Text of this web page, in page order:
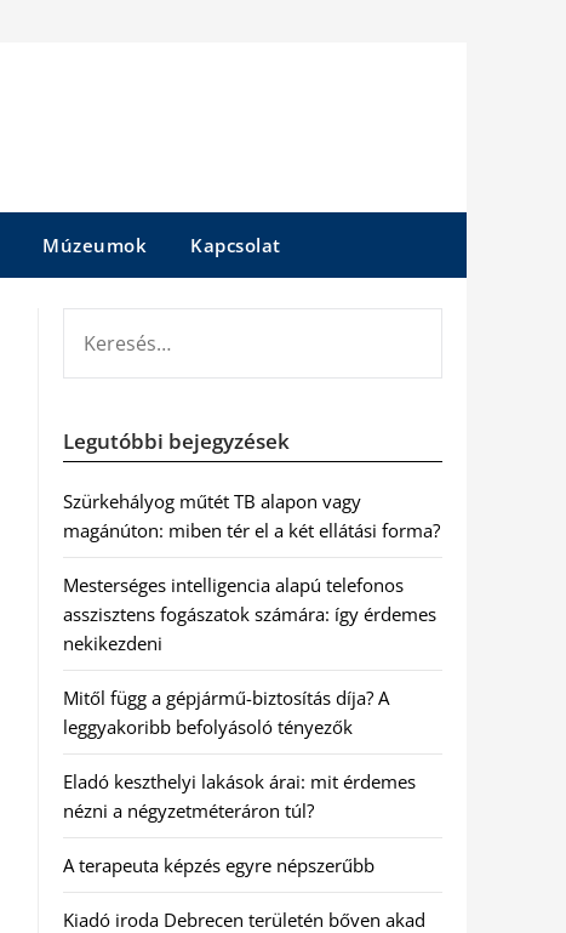
Múzeumok Kapcsolat
Legutóbbi bejegyzések
Szürkehályog műtét TB alapon vagy
magánúton: miben tér el a két ellátási forma?
Mesterséges intelligencia alapú telefonos
asszisztens fogászatok számára: így érdemes
nekikezdeni
Mitől függ a gépjármű-biztosítás díja? A
leggyakoribb befolyásoló tényezők
Eladó keszthelyi lakások árai: mit érdemes
nézni a négyzetméteráron túl?
A terapeuta képzés egyre népszerűbb
Kiadó iroda Debrecen területén bőven akad